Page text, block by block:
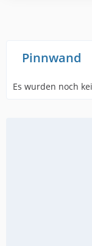
Pinnwand
Es wurden noch